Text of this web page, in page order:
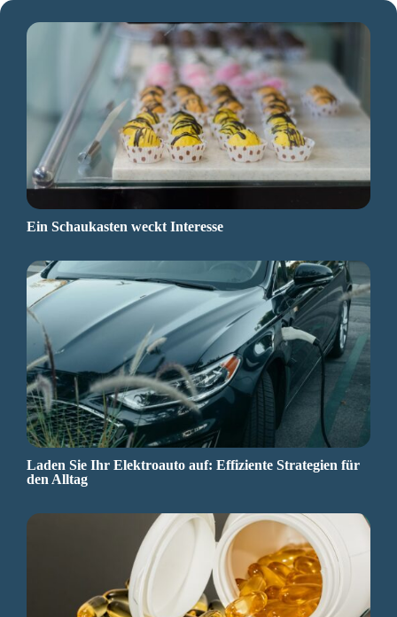
Ein Schaukasten weckt Interesse
Laden Sie Ihr Elektroauto auf: Effiziente Strategien für
den Alltag